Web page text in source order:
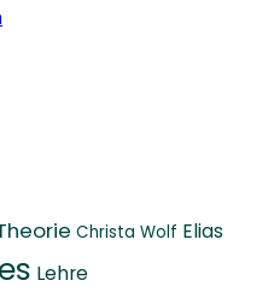
Christa Wolf Elias
Lehre